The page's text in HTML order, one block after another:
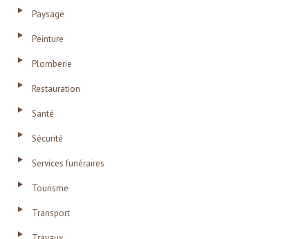
Paysage
Peinture
Plomberie
Restauration
Santé
Sécurité
Services funéraires
Tourisme
Transport